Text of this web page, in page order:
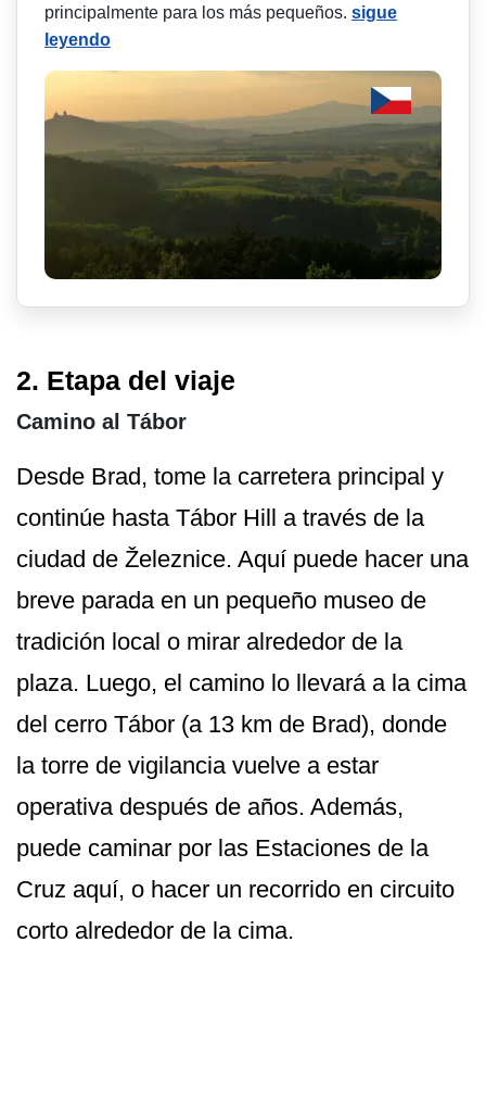
principalmente para los más pequeños. sigue
leyendo
2. Etapa del viaje
Camino al Tábor
Desde Brad, tome la carretera principal y
continúe hasta Tábor Hill a través de la
ciudad de Železnice. Aquí puede hacer una
breve parada en un pequeño museo de
tradición local o mirar alrededor de la
plaza. Luego, el camino lo llevará a la cima
del cerro Tábor (a 13 km de Brad), donde
la torre de vigilancia vuelve a estar
operativa después de años. Además,
puede caminar por las Estaciones de la
Cruz aquí, o hacer un recorrido en circuito
corto alrededor de la cima.